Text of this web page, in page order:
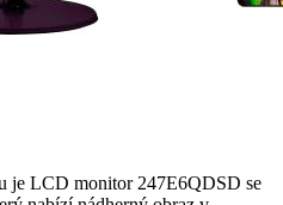
je LCD monitor 247E6QDSD se